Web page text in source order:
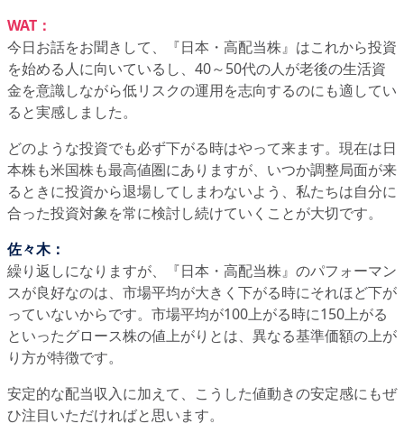
WAT：
今日お話をお聞きして、『日本・高配当株』はこれから投資
を始める人に向いているし、40～50代の人が老後の生活資
金を意識しながら低リスクの運用を志向するのにも適してい
ると実感しました。
どのような投資でも必ず下がる時はやって来ます。現在は日
本株も米国株も最高値圏にありますが、いつか調整局面が来
るときに投資から退場してしまわないよう、私たちは自分に
合った投資対象を常に検討し続けていくことが大切です。
佐々木：
繰り返しになりますが、『日本・高配当株』のパフォーマン
スが良好なのは、市場平均が大きく下がる時にそれほど下が
っていないからです。市場平均が100上がる時に150上がる
といったグロース株の値上がりとは、異なる基準価額の上が
り方が特徴です。
安定的な配当収入に加えて、こうした値動きの安定感にもぜ
ひ注目いただければと思います。